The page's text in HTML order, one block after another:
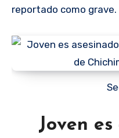
reportado como grave.
Joven